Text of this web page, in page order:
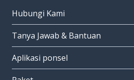
Hubungi Kami
Tanya Jawab & Bantuan
Aplikasi ponsel